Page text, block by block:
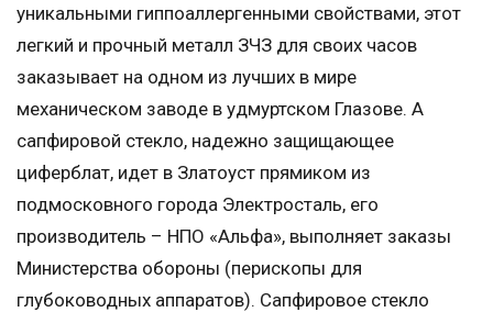
уникальными гиппоаллергенными свойствами, этот
легкий и прочный металл ЗЧЗ для своих часов
заказывает на одном из лучших в мире
механическом заводе в удмуртском Глазове. А
сапфировой стекло, надежно защищающее
циферблат, идет в Златоуст прямиком из
подмосковного города Электросталь, его
производитель – НПО «Альфа», выполняет заказы
Министерства обороны (перископы для
глубоководных аппаратов). Сапфировое стекло